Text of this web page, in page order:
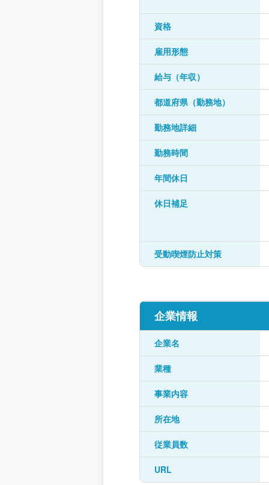
資格
雇用形態
給与（年収）
都道府県（勤務地）
勤務地詳細
勤務時間
年間休日
休日補足
受動喫煙防止対策
企業情報
企業名
業種
事業内容
所在地
従業員数
URL